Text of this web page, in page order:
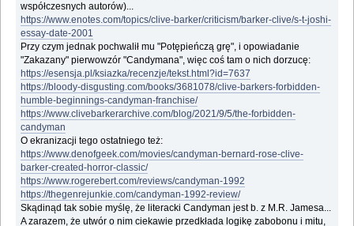
współczesnych autorów)...
https://www.enotes.com/topics/clive-barker/criticism/barker-clive/s-t-joshi-
essay-date-2001
Przy czym jednak pochwalił mu "Potępieńczą grę", i opowiadanie
"Zakazany" pierwowzór "Candymana", więc coś tam o nich dorzucę:
https://esensja.pl/ksiazka/recenzje/tekst.html?id=7637
https://bloody-disgusting.com/books/3681078/clive-barkers-forbidden-
humble-beginnings-candyman-franchise/
https://www.clivebarkerarchive.com/blog/2021/9/5/the-forbidden-
candyman
O ekranizacji tego ostatniego też:
https://www.denofgeek.com/movies/candyman-bernard-rose-clive-
barker-created-horror-classic/
https://www.rogerebert.com/reviews/candyman-1992
https://thegenrejunkie.com/candyman-1992-review/
Skądinąd tak sobie myślę, że literacki Candyman jest b. z M.R. Jamesa...
A zarazem, że utwór o nim ciekawie przedkłada logikę zabobonu i mitu,